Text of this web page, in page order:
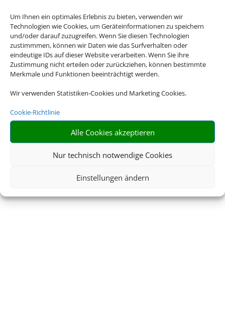
Um Ihnen ein optimales Erlebnis zu bieten, verwenden wir
Technologien wie Cookies, um Geräteinformationen zu speichern
und/oder darauf zuzugreifen. Wenn Sie diesen Technologien
zustimmmen, können wir Daten wie das Surfverhalten oder
eindeutige IDs auf dieser Website verarbeiten. Wenn Sie ihre
Zustimmung nicht erteilen oder zurückziehen, können bestimmte
Merkmale und Funktionen beeinträchtigt werden.
Wir verwenden Statistiken-Cookies und Marketing Cookies.
Cookie-Richtlinie
Alle Cookies akzeptieren
Nur technisch notwendige Cookies
Einstellungen ändern